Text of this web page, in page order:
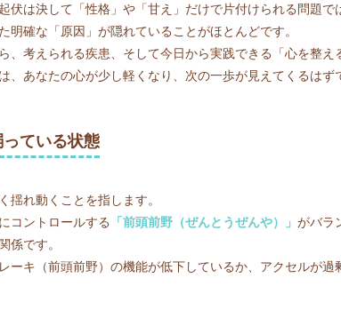
は決して「性格」や「甘え」だけで片付けられる問題で
確な「原因」が隠れていることがほとんどです。
、考えられる疾患、そして今日から実践できる「心を整え
あなたの心が少し軽くなり、次の一歩が見えてくるはず
ている状態
揺れ動くことを指します。
コントロールする
「前頭前野（ぜんとうぜんや）」 がバラ
係です。
キ（前頭前野）の機能が低下しているか、アクセルが過